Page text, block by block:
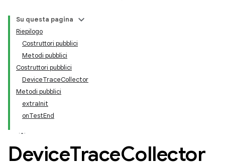
Su questa pagina
Riepilogo
Costruttori pubblici
Metodi pubblici
Costruttori pubblici
DeviceTraceCollector
Metodi pubblici
extraInit
onTestEnd
DeviceTraceCollector